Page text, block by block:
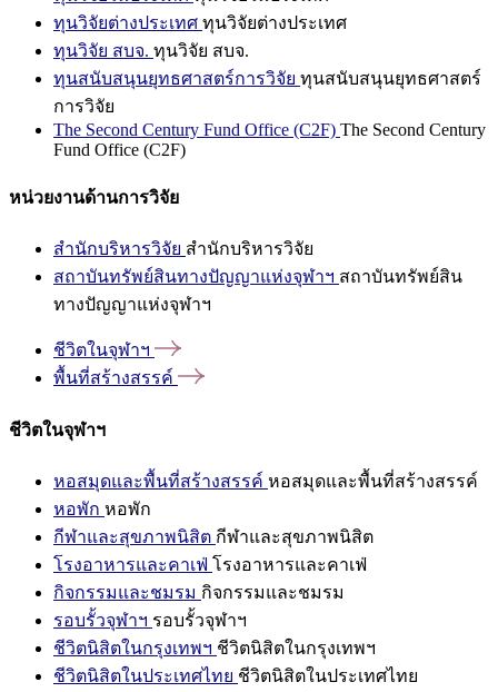
ทุนวิจัยต่างประเทศ ทุนวิจัยต่างประเทศ
ทุนวิจัย สบจ. ทุนวิจัย สบจ.
ทุนสนับสนุนยุทธศาสตร์การวิจัย ทุนสนับสนุนยุทธศาสตร์
การวิจัย
The Second Century Fund Office (C2F) The Second Century
Fund Office (C2F)
หน่วยงานด้านการวิจัย
สำนักบริหารวิจัย สำนักบริหารวิจัย
สถาบันทรัพย์สินทางปัญญาแห่งจุฬาฯ สถาบันทรัพย์สิน
ทางปัญญาแห่งจุฬาฯ
ชีวิตในจุฬาฯ
พื้นที่สร้างสรรค์
ชีวิตในจุฬาฯ
หอสมุดและพื้นที่สร้างสรรค์ หอสมุดและพื้นที่สร้างสรรค์
หอพัก หอพัก
กีฬาและสุขภาพนิสิต กีฬาและสุขภาพนิสิต
โรงอาหารและคาเฟ่ โรงอาหารและคาเฟ่
กิจกรรมและชมรม กิจกรรมและชมรม
รอบรั้วจุฬาฯ รอบรั้วจุฬาฯ
ชีวิตนิสิตในกรุงเทพฯ ชีวิตนิสิตในกรุงเทพฯ
ชีวิตนิสิตในประเทศไทย ชีวิตนิสิตในประเทศไทย